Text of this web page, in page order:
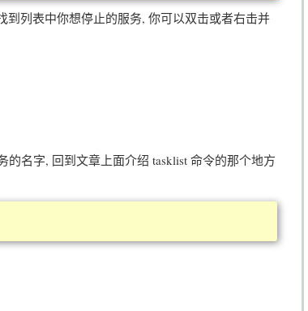
列表中你想停止的服务, 你可以双击或者右击并
名字, 回到文章上面介绍 tasklist 命令的那个地方